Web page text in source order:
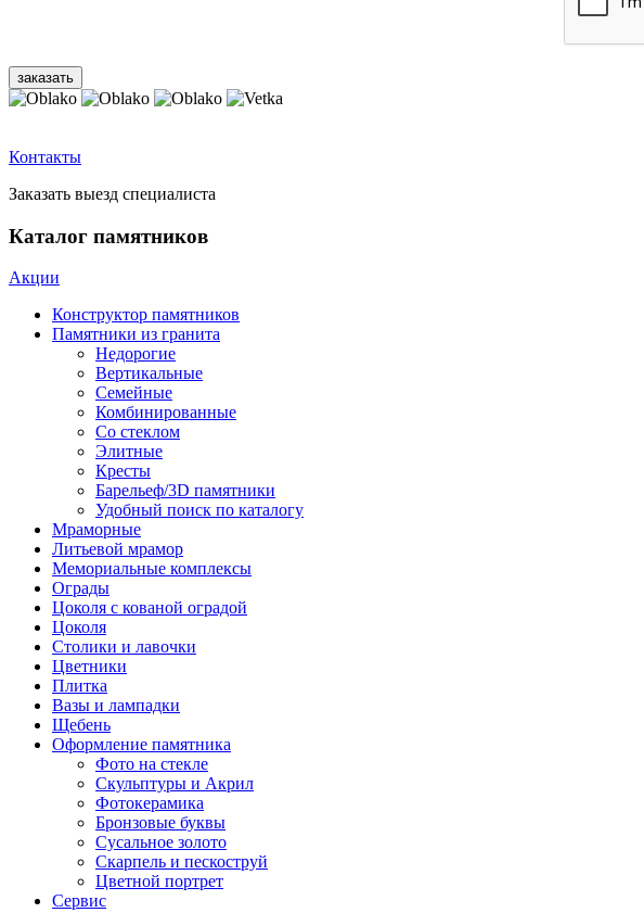
Контакты
Заказать выезд специалиста
Каталог памятников
Акции
Конструктор памятников
Памятники из гранита
Недорогие
Вертикальные
Семейные
Комбинированные
Со стеклом
Элитные
Кресты
Барельеф/3D памятники
Удобный поиск по каталогу
Мраморные
Литьевой мрамор
Мемориальные комплексы
Ограды
Цоколя с кованой оградой
Цоколя
Столики и лавочки
Цветники
Плитка
Вазы и лампадки
Щебень
Оформление памятника
Фото на стекле
Скульптуры и Акрил
Фотокерамика
Бронзовые буквы
Сусальное золото
Скарпель и пескоструй
Цветной портрет
Сервис